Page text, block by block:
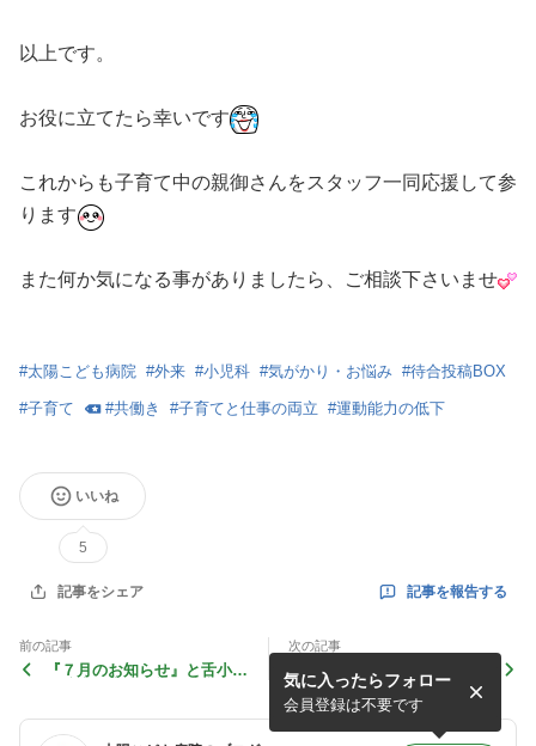
以上です。
お役に立てたら幸いです
これからも子育て中の親御さんをスタッフ一同応援して参
ります
また何か気になる事がありましたら、ご相談下さいませ
#太陽こども病院 #外来 #小児科 #気がかり・お悩み #待合投稿BOX
#子育て #共働き #子育てと仕事の両立 #運動能力の低下
いいね
5
記事をシェア 記事を報告する
前の記事
『７月のお知らせ』と舌小帯
次の記事
『子宮頸がんワクチンキャッ
チアップ期間もうすぐ終了で
す』
気に入ったらフォロー
会員登録は不要です